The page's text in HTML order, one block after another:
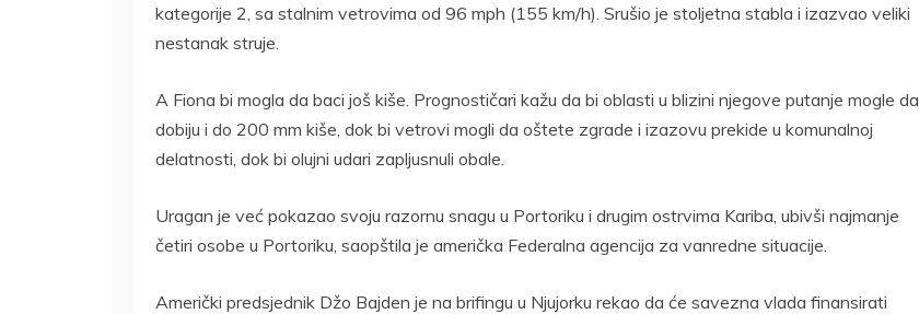
kategorije 2, sa stalnim vetrovima od 96 mph (155 km/h). Srušio je stoljetna stabla i izazvao veliki
nestanak struje.
A Fiona bi mogla da baci još kiše. Prognostičari kažu da bi oblasti u blizini njegove putanje mogle da
dobiju i do 200 mm kiše, dok bi vetrovi mogli da oštete zgrade i izazovu prekide u komunalnoj
delatnosti, dok bi olujni udari zapljusnuli obale.
Uragan je već pokazao svoju razornu snagu u Portoriku i drugim ostrvima Kariba, ubivši najmanje
četiri osobe u Portoriku, saopštila je američka Federalna agencija za vanredne situacije.
Američki predsjednik Džo Bajden je na brifingu u Njujorku rekao da će savezna vlada finansirati